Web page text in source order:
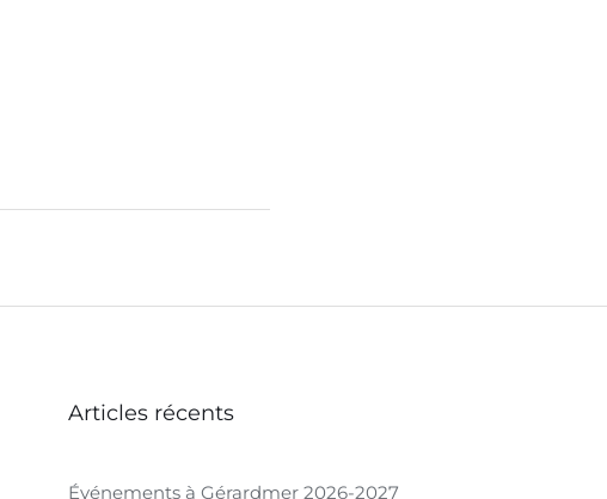
Articles récents
Événements à Gérardmer 2026-2027